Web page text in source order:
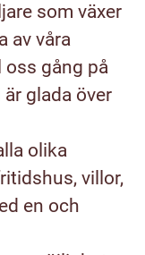
som växer
av våra
oss gång på
glada över
olika
villor,
en och